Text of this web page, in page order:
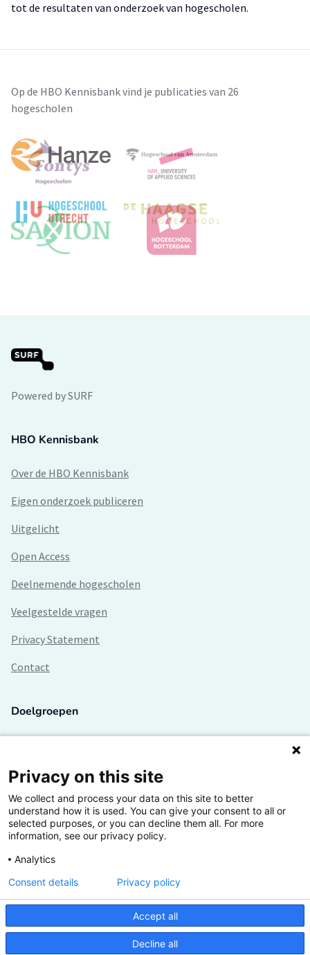
tot de resultaten van onderzoek van hogescholen.
Op de HBO Kennisbank vind je publicaties van 26
hogescholen
Powered by SURF
HBO Kennisbank
Over de HBO Kennisbank
Eigen onderzoek publiceren
Uitgelicht
Open Access
Deelnemende hogescholen
Veelgestelde vragen
Privacy Statement
Contact
Doelgroepen
Lectoren en onderzoekers
Bedrijven
Hogescholen
De grootste kennisbank van het HBO
Inspiratie op jouw vakgebied
Privacy on this site
We collect and process your data on this site to better
understand how it is used. You can give your consent to all or
selected purposes, or you can decline them all. For more
information, see our privacy policy.
Analytics
Accept all
Decline all
Consent details Privacy policy